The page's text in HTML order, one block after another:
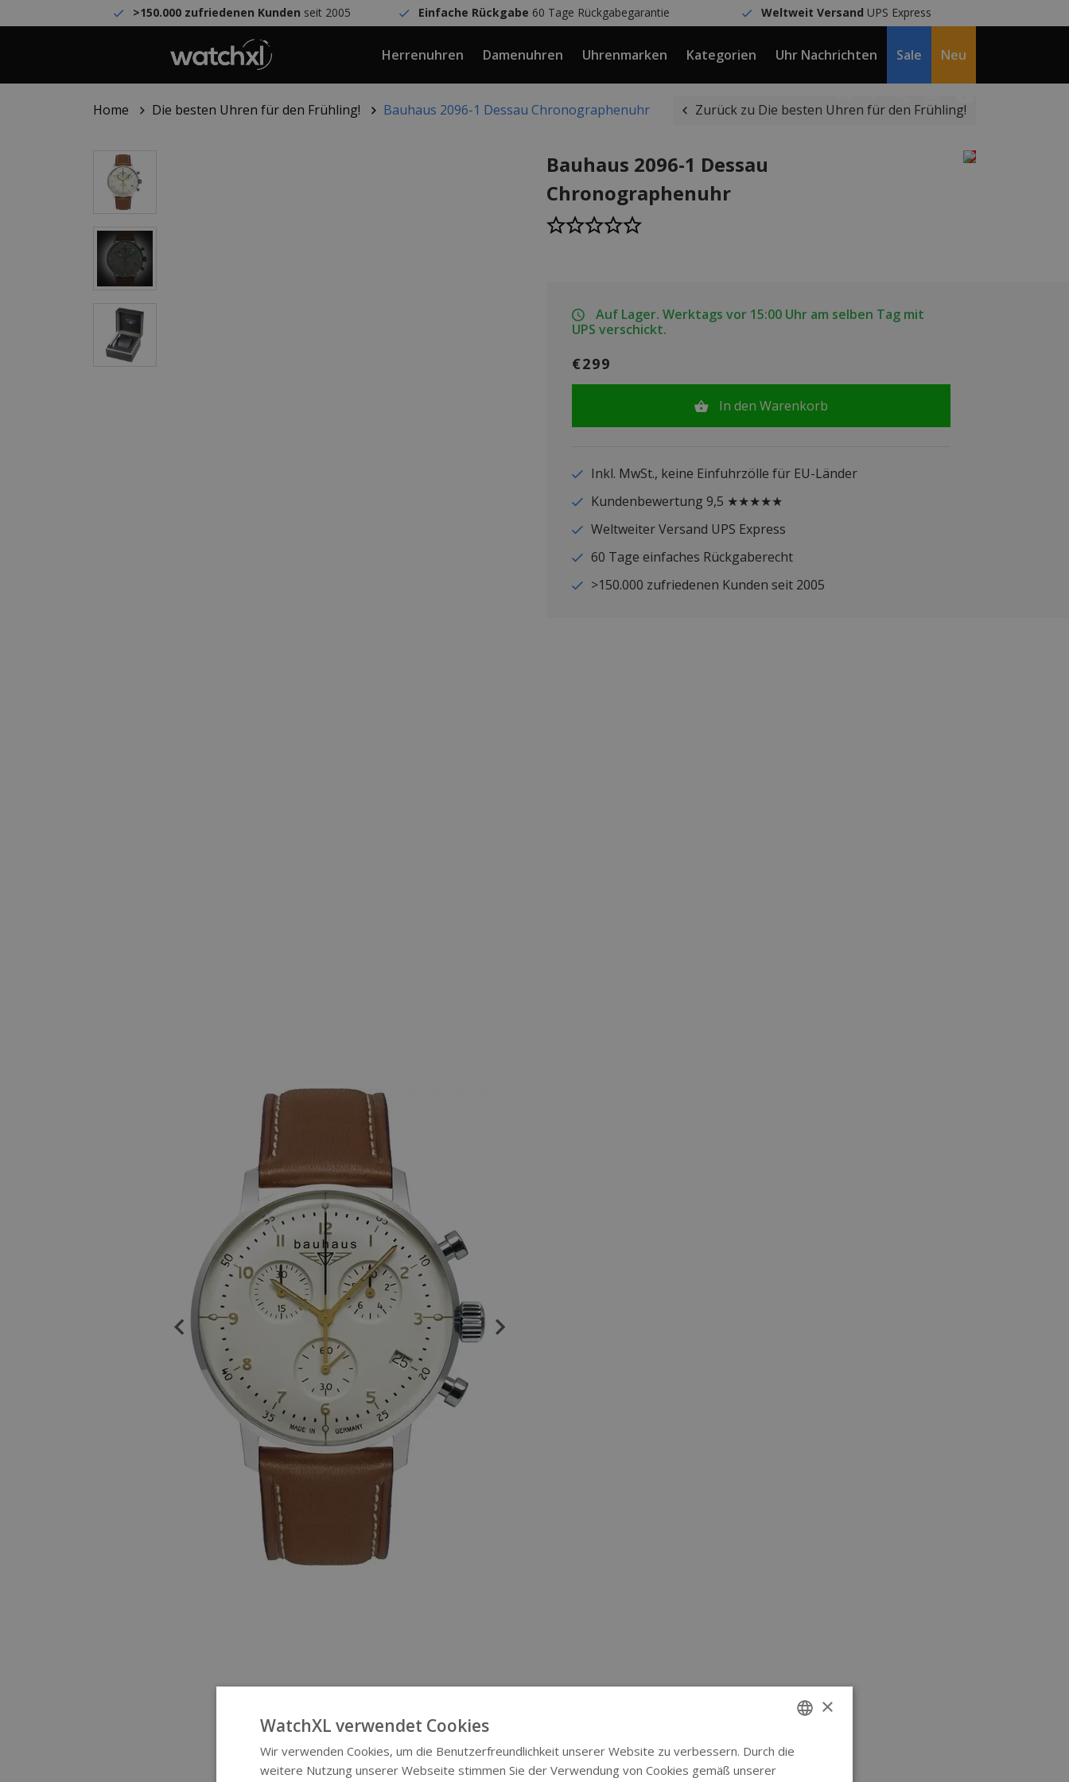
>150.000 zufriedenen Kunden seit 2005 Einfache Rückgabe 60 Tage Rückgabegarantie Weltweit Versand UPS Express
Herrenuhren Damenuhren Uhrenmarken Kategorien Uhr Nachrichten Sale Neu
Home Die besten Uhren für den Frühling! Bauhaus 2096-1 Dessau Chronographenuhr Zurück zu Die besten Uhren für den Frühling!
Bauhaus 2096-1 Dessau
Chronographenuhr
Auf Lager. Werktags vor 15:00 Uhr am selben Tag mit
UPS verschickt.
€299
In den Warenkorb
Inkl. MwSt., keine Einfuhrzölle für EU-Länder
Kundenbewertung 9,5 ★★★★★
Weltweiter Versand UPS Express
60 Tage einfaches Rückgaberecht
>150.000 zufriedenen Kunden seit 2005
ENGLISH
×
WatchXL verwendet Cookies
Wir verwenden Cookies, um die Benutzerfreundlichkeit unserer Website zu verbessern. Durch die
weitere Nutzung unserer Webseite stimmen Sie der Verwendung von Cookies gemäß unserer